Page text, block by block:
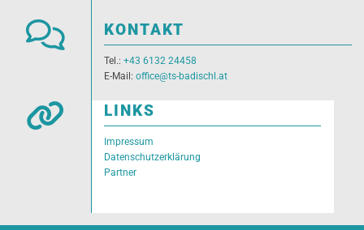
 KONTAKT
Tel.: +43 6132 24458
E-Mail: office@ts-badischl.at
 LINKS
Impressum
Datenschutzerklärung
Partner